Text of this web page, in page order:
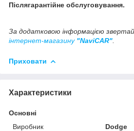
Післягарантійне обслуговування.
За додатковою інформацією
інтернет-магазину "NaviCAR"
Приховати
Характеристики
Основні
Виробник
Dodge